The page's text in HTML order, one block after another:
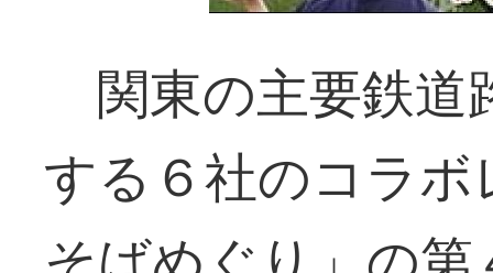
関東の主要鉄道
する６社のコラ